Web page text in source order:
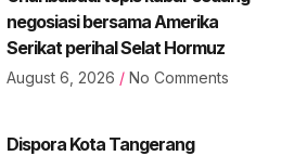
negosiasi bersama Amerika
Serikat perihal Selat Hormuz
August 6, 2026 No Comments
Dispora Kota Tangerang